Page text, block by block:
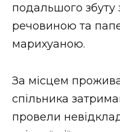
подальшого збуту
речовиною та
марихуаною.
За місцем
спільника
провели